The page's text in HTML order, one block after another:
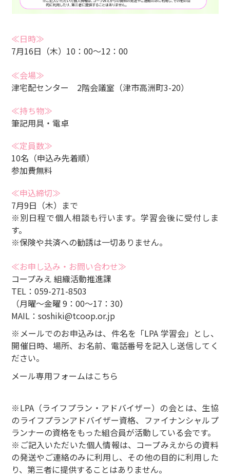
≪日時≫
7月16日（木）10：00～12：00
≪会場≫
津宅配センター 2階会議室（津市高洲町3-20）
≪持ち物≫
筆記用具・電卓
≪定員数≫
10名（申込み先着順）
参加費無料
≪申込締切≫
7月9日（木）まで
※別日程で個人相談も行います。学習会後に受付しま
す。
※保険や共済への勧誘は一切ありません。
≪お申し込み・お問い合わせ≫
コープみえ 組織活動推進課
TEL：059-271-8503
（月曜～金曜 9：00～17：30）
MAIL：soshiki@tcoop.or.jp
※メールでのお申込みは、件名を「LPA 学習会」とし、
開催日時、場所、お名前、電話番号を記入し送信してく
ださい。
メール専用フォームはこちら
※LPA（ライフプラン・アドバイザー）の会とは、生協
のライフプランアドバイザー資格、ファイナンシャルプ
ランナーの資格をもった組合員が活動している会です。
※ご記入いただいた個人情報は、コープみえからの資料
の発送やご連絡のみに利用し、その他の目的に利用した
り、第三者に提供することはありません。